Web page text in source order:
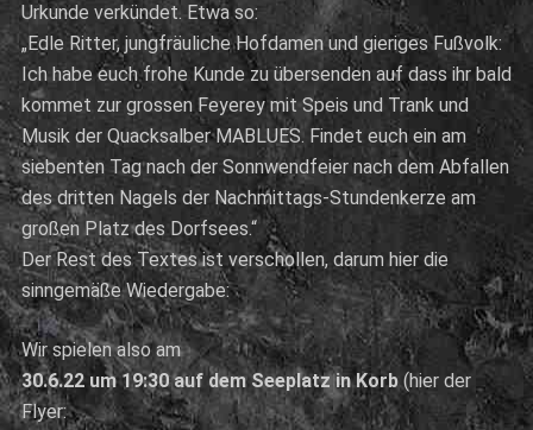
Urkunde verkündet. Etwa so:
„Edle Ritter, jungfräuliche Hofdamen und gieriges Fußvolk:
Ich habe euch frohe Kunde zu übersenden auf dass ihr bald
kommet zur grossen Feyerey mit Speis und Trank und
Musik der Quacksalber MABLUES. Findet euch ein am
siebenten Tag nach der Sonnwendfeier nach dem Abfallen
des dritten Nagels der Nachmittags-Stundenkerze am
großen Platz des Dorfsees.“
Der Rest des Textes ist verschollen, darum hier die
sinngemäße Wiedergabe:
Wir spielen also am
30.6.22 um 19:30 auf dem Seeplatz in Korb(hier der
Flyer: